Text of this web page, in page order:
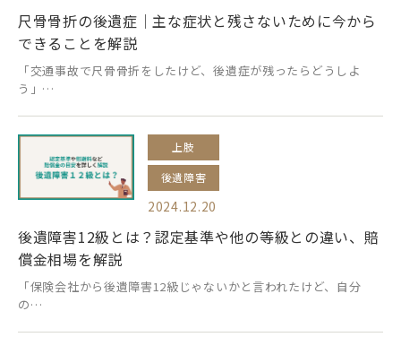
尺骨骨折の後遺症│主な症状と残さないために今から
できることを解説
「交通事故で尺骨骨折をしたけど、後遺症が残ったらどうしよ
う」…
上肢
後遺障害
2024.12.20
後遺障害12級とは？認定基準や他の等級との違い、賠
償金相場を解説
「保険会社から後遺障害12級じゃないかと言われたけど、自分
の…